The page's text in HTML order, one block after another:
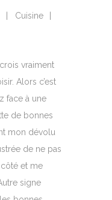
Cuisine
vraiment
Alors c’est
face à une
de bonnes
mon dévolu
de ne pas
et me
signe